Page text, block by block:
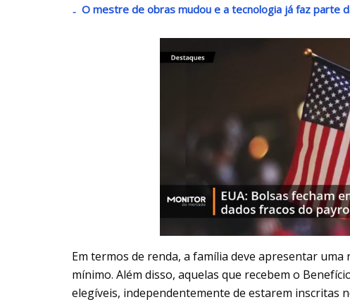
O mestre de obras mudou e a tecnologia já faz parte
Em termos de renda, a família deve apresentar
mínimo. Além disso, aquelas que recebem o
elegíveis, independentemente de estarem inscritas